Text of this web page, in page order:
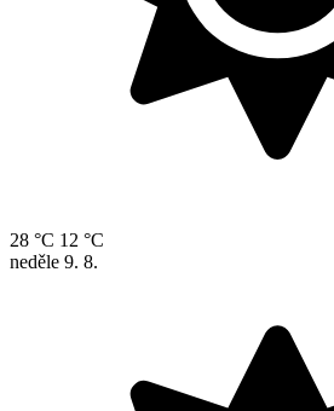
28 °C 12 °C
neděle 9. 8.